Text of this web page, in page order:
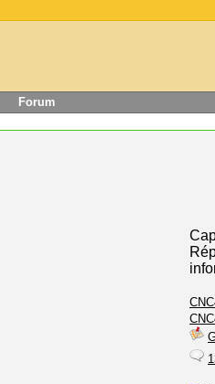
Forum